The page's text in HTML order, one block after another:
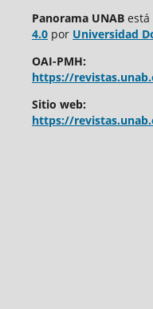
Panorama UNAB está
4.0por Universidad
OAI-PMH:
https://
Sitio web:
https://